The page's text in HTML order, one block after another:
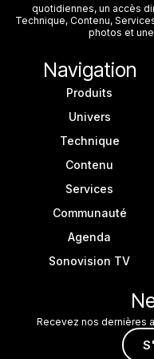
quotidiennes, un accès
Technique, Contenu,
photos et
Navigation
Produits
Univers
Technique
Contenu
Services
Communauté
Agenda
Sonovision TV
Recevez nos dernières